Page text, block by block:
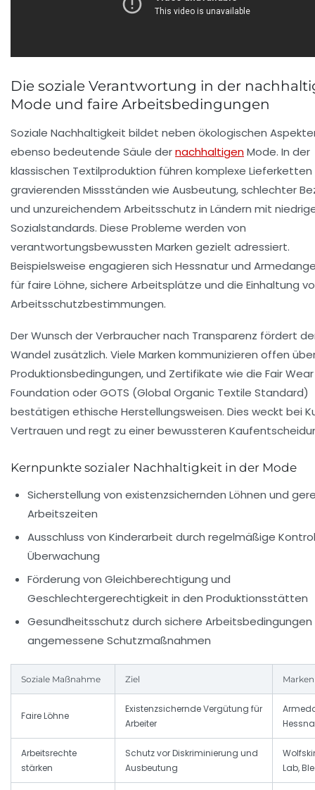
Die soziale Verantwortung in der
Mode und faire Arbeitsbedingungen
Soziale Nachhaltigkeit bildet neben ökologischen
ebenso bedeutende Säule dernachhaltigenMode. In der
klassischen Textilproduktion führen komplexe
gravierenden Missständen wie Ausbeutung, schlechter
und unzureichendem Arbeitsschutz in Ländern mit
Sozialstandards. Diese Probleme werden von
verantwortungsbewussten Marken gezielt adressiert.
Beispielsweise engagieren sich Hessnaturund
für faire Löhne, sichere Arbeitsplätze und die Einhaltung
Arbeitsschutzbestimmungen.
Der Wunsch der Verbraucher nach Transparenz fördert
Wandel zusätzlich. Viele Marken kommunizieren offen
Produktionsbedingungen, und Zertifikate wie die Fair Wear
Foundation oder GOTS (Global Organic Textile Standard)
bestätigen ethische Herstellungsweisen. Dies weckt bei
Vertrauen und regt zu einer bewussteren
Kernpunkte sozialer Nachhaltigkeit in der Mode
Sicherstellung von existenzsichernden Löhnen und
Arbeitszeiten
Ausschluss von Kinderarbeit durch regelmäßige
Überwachung
Förderung von Gleichberechtigung und
Geschlechtergerechtigkeit in den Produktionsstätten
Gesundheitsschutz durch sichere Arbeitsbedingungen
angemessene Schutzmaßnahmen
Soziale Maßnahme Ziel
Faire Löhne
Existenzsichernde Vergütung für
Arbeiter
Arbeitsrechte
stärken
Schutz vor Diskriminierung und
Ausbeutung
Lab,